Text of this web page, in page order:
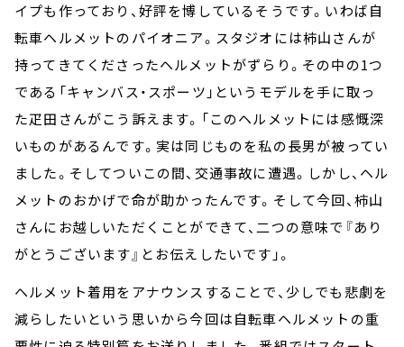
イプも作っており、好評を博しているそうです。いわば自
転車ヘルメットのパイオニア。スタジオには柿山さんが
持ってきてくださったヘルメットがずらり。その中の1つ
である「キャンバス・スポーツ」というモデルを手に取っ
た疋田さんがこう訴えます。「このヘルメットには感慨深
いものがあるんです。実は同じものを私の長男が被ってい
ました。そしてついこの間、交通事故に遭遇。しかし、ヘル
メットのおかげで命が助かったんです。そして今回、柿山
さんにお越しいただくことができて、二つの意味で『あり
がとうございます』とお伝えしたいです」。
ヘルメット着用をアナウンスすることで、少しでも悲劇を
減らしたいという思いから今回は自転車ヘルメットの重